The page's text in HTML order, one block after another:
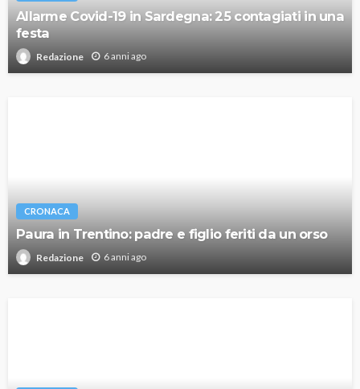
Allarme Covid-19 in Sardegna: 25 contagiati in una
festa
Redazione 6 anni ago
CRONACA
Paura in Trentino: padre e figlio feriti da un orso
Redazione 6 anni ago